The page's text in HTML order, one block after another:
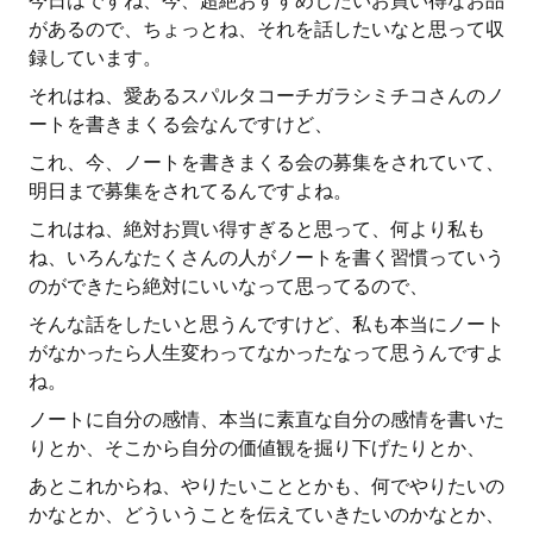
があるので、ちょっとね、それを話したいなと思って収
録しています。
それはね、愛あるスパルタコーチガラシミチコさんのノ
ートを書きまくる会なんですけど、
これ、今、ノートを書きまくる会の募集をされていて、
明日まで募集をされてるんですよね。
これはね、絶対お買い得すぎると思って、何より私も
ね、いろんなたくさんの人がノートを書く習慣っていう
のができたら絶対にいいなって思ってるので、
そんな話をしたいと思うんですけど、私も本当にノート
がなかったら人生変わってなかったなって思うんですよ
ね。
ノートに自分の感情、本当に素直な自分の感情を書いた
りとか、そこから自分の価値観を掘り下げたりとか、
あとこれからね、やりたいこととかも、何でやりたいの
かなとか、どういうことを伝えていきたいのかなとか、